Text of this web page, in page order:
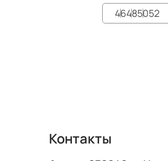
46485052
Контакты